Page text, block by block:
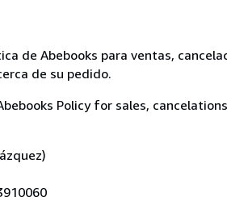
de Abebooks para ventas,
de su pedido.
Policy for sales,